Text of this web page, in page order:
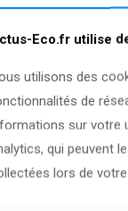
Eco.fr utilise
utilisons des
de
sur votre
qui peuvent
lors de